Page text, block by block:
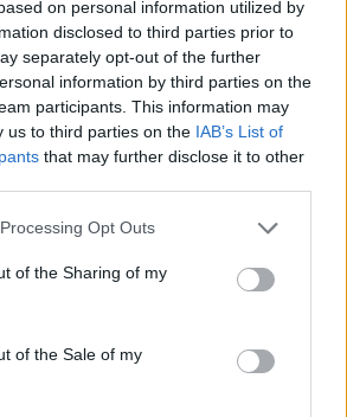
on personal information utilized by
disclosed to third parties prior to
separately opt-out of the further
information by third parties on the
participants. This information may
us to third parties on the IAB’s List of
that may further disclose it to other
Opt Outs
of the Sharing of my
of the Sale of my